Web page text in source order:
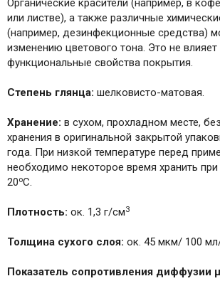
Органические красители (например, в
или листве), а также различные
(например, дезинфекционные средства)
изменению цветового тона. Это не влияет
функциональные свойства покрытия.
Степень глянца: шелковисто-матовая.
Хранение: в сухом, прохладном месте,
хранения в оригинальной закрытой
года. При низкой температуре перед
необходимо некоторое время хранить при
20оС.
Плотность: ок. 1,3 г/см3
Толщина сухого слоя: ок. 45 мкм/ 100
Показатель сопротивления диффузии